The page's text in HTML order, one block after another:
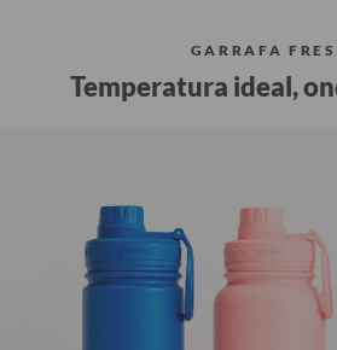
GARRAFA
Temperatura ideal,